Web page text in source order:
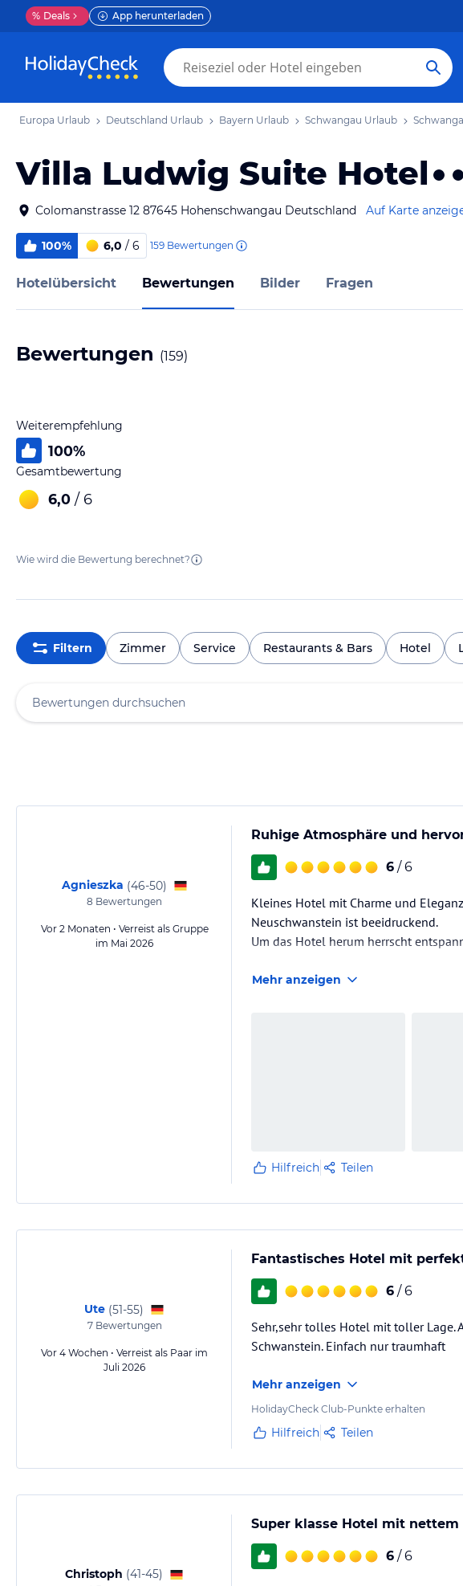
% Deals App herunterladen
Europa Urlaub Deutschland Urlaub Bayern Urlaub Schwangau Urlaub
Villa Ludwig Suite Hotel
Colomanstrasse 12 87645 Hohenschwangau Deutschland Auf Karte
100% 6,0 / 6 159 Bewertungen
Hotelübersicht Bewertungen Bilder Fragen
Bewertungen (159)
Weiterempfehlung
100%
Gesamtbewertung
6,0 / 6
Wie wird die Bewertung berechnet?
Filtern Zimmer Service Restaurants & Bars Hotel
Agnieszka (46-50)
8 Bewertungen
Vor 2 Monaten • Verreist als Gruppe
im Mai 2026
Ruhige Atmosphäre und
6 / 6
Kleines Hotel mit Charme und
Neuschwanstein ist beeidruckend.
Um das Hotel herum herrscht
Mehr anzeigen
Hilfreich Teilen
Ute (51-55)
7Bewertungen
Vor 4 Wochen • Verreist als Paar im
Juli 2026
Fantastisches Hotel mit
6 / 6
Sehr,sehr tolles Hotel mit toller Lage.
Schwanstein. Einfach nur traumhaft
Mehr anzeigen
HolidayCheck Club-Punkte erhalten
Hilfreich Teilen
Christoph (41-45)
Super klasse Hotel mit nettem
6 / 6